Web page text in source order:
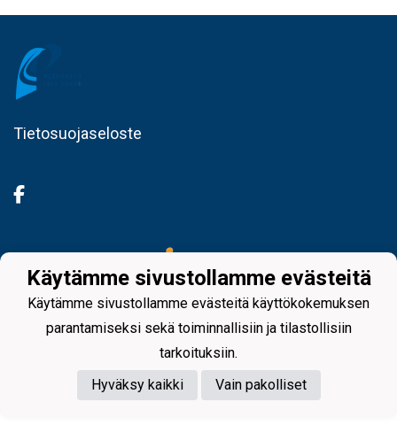
Tietosuojaseloste
Käytämme sivustollamme evästeitä
Käytämme sivustollamme evästeitä käyttökokemuksen
parantamiseksi sekä toiminnallisiin ja tilastollisiin
tarkoituksiin.
Hyväksy kaikki
Vain pakolliset